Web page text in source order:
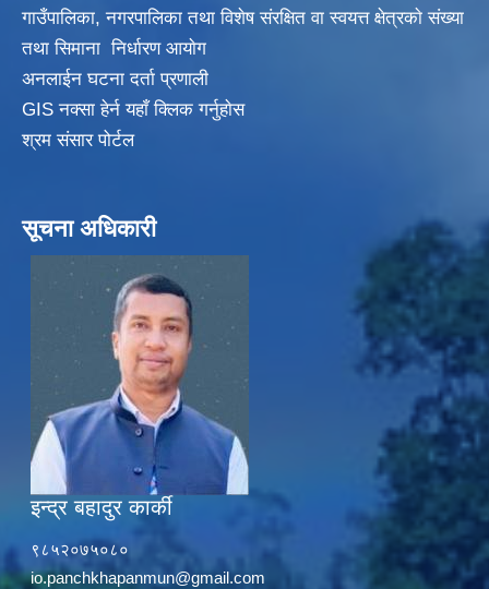
गाउँपालिका, नगरपालिका तथा विशेष संरक्षित वा स्वयत्त क्षेत्रकाे संख्या
तथा सिमाना निर्धारण आयाेग
अनलाईन घटना दर्ता प्रणाली
GIS नक्सा हेर्न यहाँ क्लिक गर्नुहाेस
श्रम संसार पोर्टल
सूचना अधिकारी
इन्द्र बहादुर कार्की
९८५२०७५०८०
io.panchkhapanmun@gmail.com